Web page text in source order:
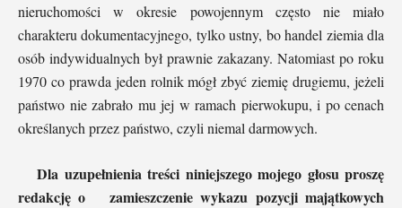
nieruchomości w okresie powojennym często nie miało
charakteru dokumentacyjnego, tylko ustny, bo handel ziemia dla
osób indywidualnych był prawnie zakazany. Natomiast po roku
1970 co prawda jeden rolnik mógł zbyć ziemię drugiemu, jeżeli
państwo nie zabrało mu jej w ramach pierwokupu, i po cenach
określanych przez państwo, czyli niemal darmowych.
Dla uzupełnienia treści niniejszego mojego głosu proszę
redakcję o zamieszczenie wykazu pozycji majątkowych